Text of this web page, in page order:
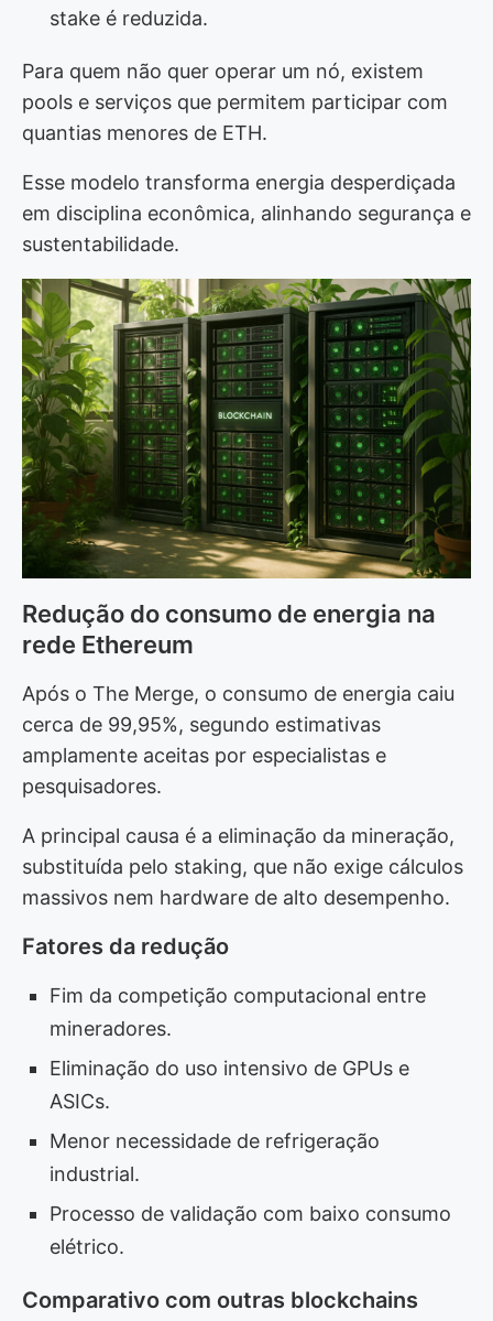
stake é reduzida.
Para quem não quer operar um nó, existem
pools e serviços que permitem participar com
quantias menores de ETH.
Esse modelo transforma energia desperdiçada
em disciplina econômica, alinhando segurança e
sustentabilidade.
Redução do consumo de energia na
rede Ethereum
Após o The Merge, o consumo de energia caiu
cerca de 99,95%, segundo estimativas
amplamente aceitas por especialistas e
pesquisadores.
A principal causa é a eliminação da mineração,
substituída pelo staking, que não exige cálculos
massivos nem hardware de alto desempenho.
Fatores da redução
Fim da competição computacional entre
mineradores.
Eliminação do uso intensivo de GPUs e
ASICs.
Menor necessidade de refrigeração
industrial.
Processo de validação com baixo consumo
elétrico.
Comparativo com outras blockchains